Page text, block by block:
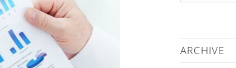
ARCHIVE